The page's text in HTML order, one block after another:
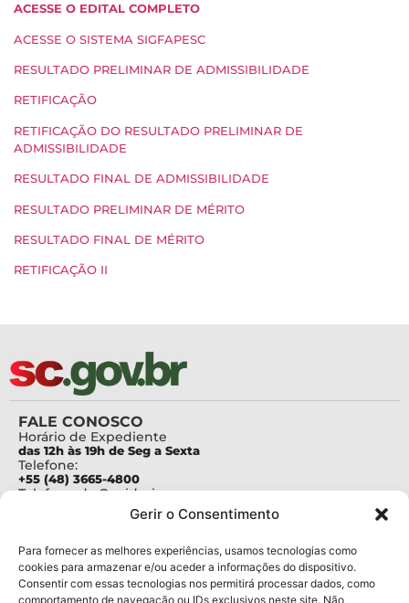
Gerir o Consentimento
Para fornecer as melhores experiências, usamos tecnologias como
cookies para armazenar e/ou aceder a informações do dispositivo.
Consentir com essas tecnologias nos permitirá processar dados, como
comportamento de navegação ou IDs exclusivos neste site. Não
ACESSE O EDITAL COMPLETO
ACESSE O SISTEMA SIGFAPESC
RESULTADO PRELIMINAR DE ADMISSIBILIDADE
RETIFICAÇÃO
RETIFICAÇÃO DO RESULTADO PRELIMINAR DE
ADMISSIBILIDADE
RESULTADO FINAL DE ADMISSIBILIDADE
RESULTADO PRELIMINAR DE MÉRITO
RESULTADO FINAL DE MÉRITO
RETIFICAÇÃO II
FALE CONOSCO
Horário de Expediente
das 12h às 19h de Seg a Sexta
Telefone:
+55 (48) 3665-4800
Telefone da Ouvidoria
Para assuntos relacionados à Pesquisa
pesquisa@fapesc.sc.gov.br
Para assuntos relacionados à Inovação
inovacao@fapesc.sc.gov.br